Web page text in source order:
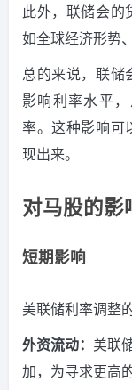
此外，联储会的
如全球经济形势
总的来说，联储
影响利率水平
率。这种影响可
现出来。
对马股的影
短期影响
美联储利率调整
外资流动： 美联
加，为寻求更高